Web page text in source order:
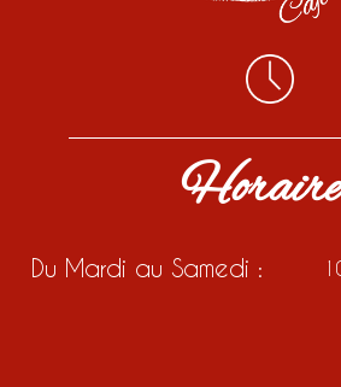
Du Mardi au Samedi :